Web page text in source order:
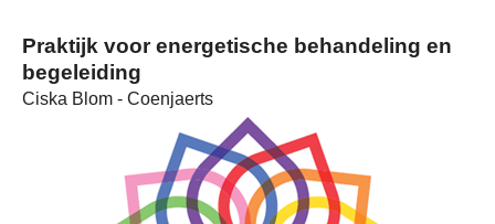
Praktijk voor energetische behandeling en
begeleiding
Ciska Blom - Coenjaerts